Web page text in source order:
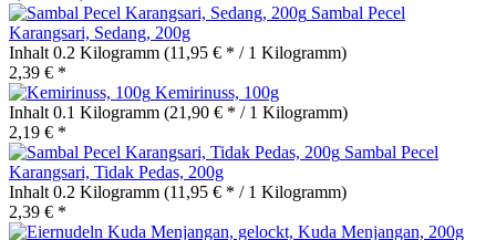
Sambal Pecel
Karangsari, Sedang, 200g
Inhalt 0.2 Kilogramm (11,95 € * / 1 Kilogramm)
2,39 € *
Kemirinuss, 100g
Inhalt 0.1 Kilogramm (21,90 € * / 1 Kilogramm)
2,19 € *
Sambal Pecel
Karangsari, Tidak Pedas, 200g
Inhalt 0.2 Kilogramm (11,95 € * / 1 Kilogramm)
2,39 € *